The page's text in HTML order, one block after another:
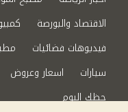
الاقتصاد والبورصة
فيديوهات فضائيات
سيارات
اسعار وعروض
حظك اليوم